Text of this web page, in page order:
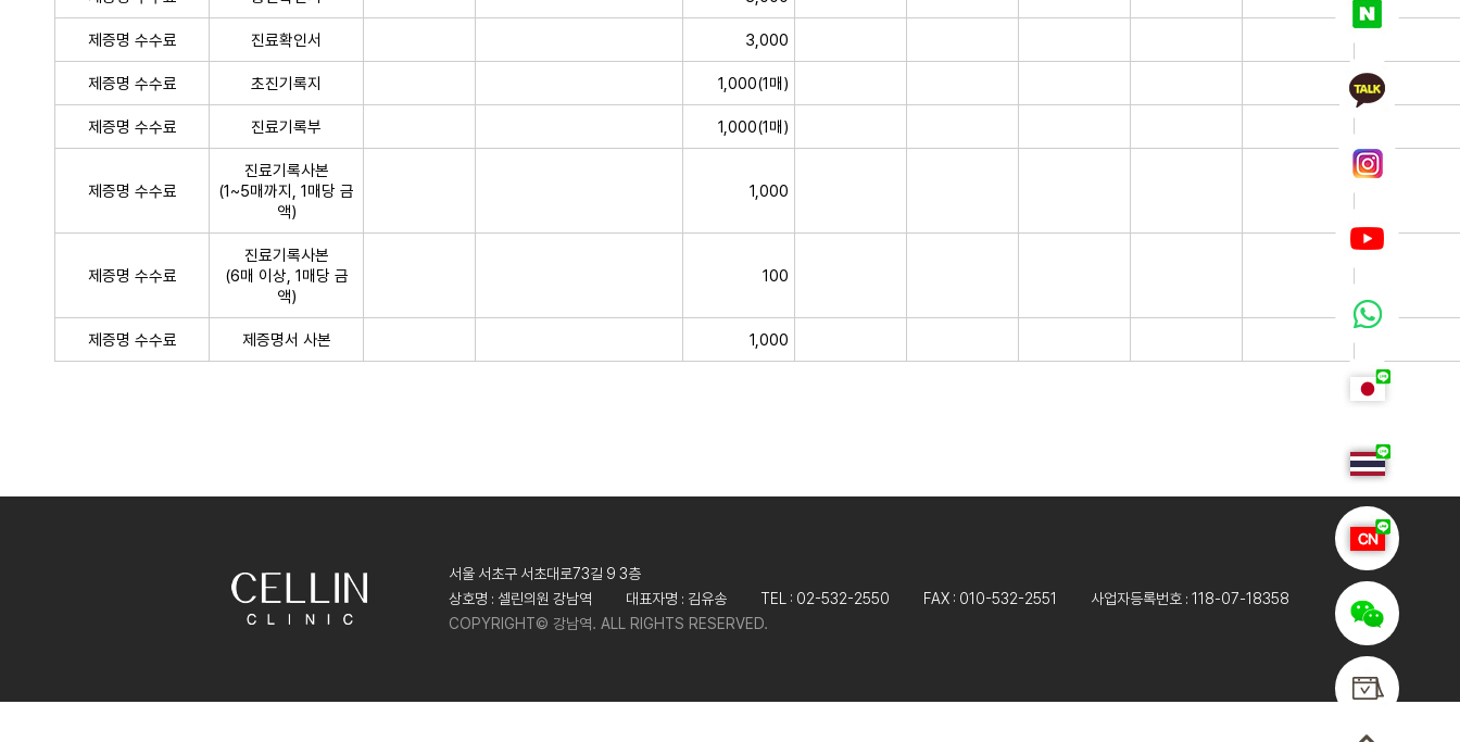
제증명 수수료 진료확인서 3,000
제증명 수수료 초진기록지 1,000(1매)
제증명 수수료 진료기록부 1,000(1매)
제증명 수수료
진료기록사본
(1~5매까지, 1매당 금
액)
1,000
제증명 수수료
진료기록사본
(6매 이상, 1매당 금
액)
100
제증명 수수료 제증명서 사본 1,000
서울 서초구 서초대로73길 9 3층
상호명 : 셀린의원 강남역
대표자명 : 김유송 TEL : 02-532-2550 FAX : 010-532-2551
사업자등록번호 : 118-07-18358
COPYRIGHT© 강남역. ALL RIGHTS RESERVED.